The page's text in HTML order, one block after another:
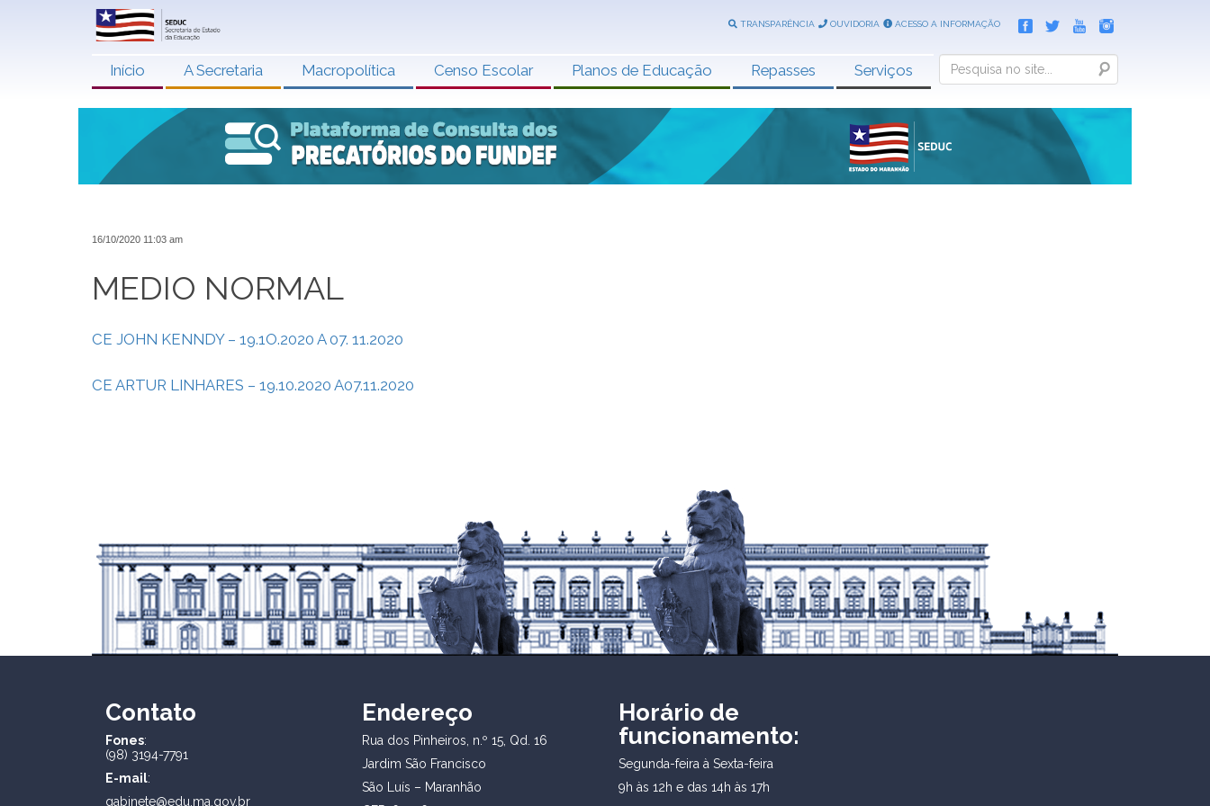
TRANSPARÊNCIA OUVIDORIA ACESSO A INFORMAÇÃO
Início A Secretaria Macropolítica Censo Escolar Planos de Educação Repasses Serviços Search
16/10/2020 11:03 am
MEDIO NORMAL
CE JOHN KENNDY – 19.1O.2020 A 07. 11.2020
CE ARTUR LINHARES – 19.10.2020 A07.11.2020
Contato
Fones:
(98) 3194-7791
E-mail:
gabinete@edu.ma.gov.br
Endereço
Rua dos Pinheiros, n.º 15, Qd. 16
Jardim São Francisco
São Luís – Maranhão
Horário de
funcionamento:
Segunda-feira à Sexta-feira
9h às 12h e das 14h às 17h